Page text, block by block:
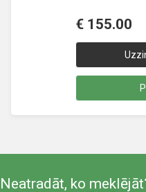
€ 155.00
Neatradāt, ko